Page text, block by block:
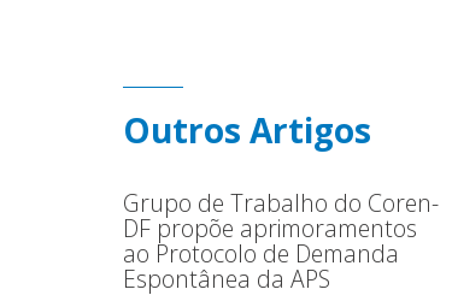
Outros Artigos
Grupo de Trabalho do Coren-
DF propõe aprimoramentos
ao Protocolo de Demanda
Espontânea da APS